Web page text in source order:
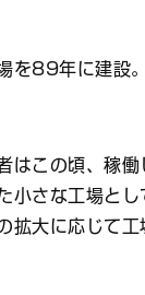
を89年に建設
この頃、稼働
さな工場とし
拡大に応じて